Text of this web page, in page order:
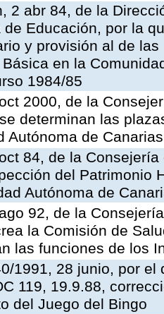
2 abr 84, de la
de Educación, por la
y provisión al de
en la
1984/85
2000, de la
determinan las
Autónoma de Canarias
84, de la
del Patrimonio
Autónoma de
92, de la
la Comisión de
las funciones de los
1991, 28 junio, por
119, 19.9.88,
del Juego del Bingo